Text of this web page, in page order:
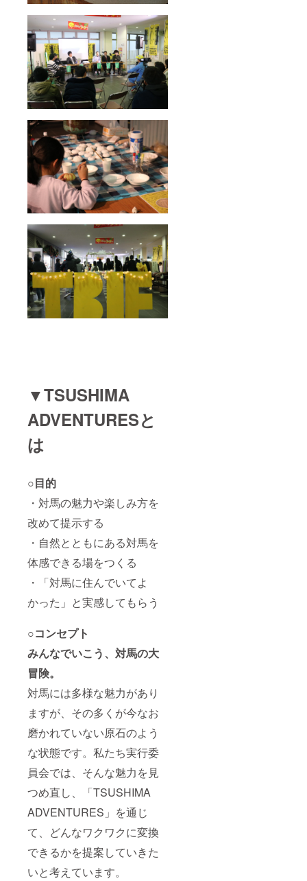
▼TSUSHIMA
ADVENTURESと
は
○目的
・対馬の魅力や楽しみ方を
改めて提示する
・自然とともにある対馬を
体感できる場をつくる
・「対馬に住んでいてよ
かった」と実感してもらう
○コンセプト
みんなでいこう、対馬の大
冒険。
対馬には多様な魅力があり
ますが、その多くが今なお
磨かれていない原石のよう
な状態です。私たち実行委
員会では、そんな魅力を見
つめ直し、「TSUSHIMA
ADVENTURES」を通じ
て、どんなワクワクに変換
できるかを提案していきた
いと考えています。